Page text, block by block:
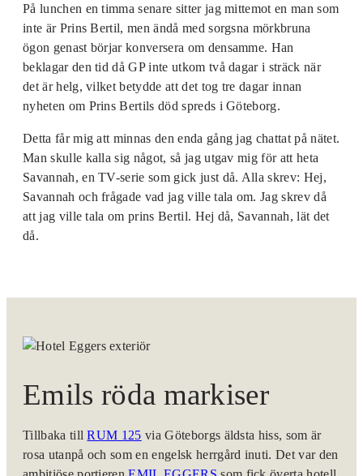
På lunchen en timma senare sitter jag mittemot en man som
inte är Prins Bertil, men ändå med sorgsna mörkbruna
ögon genast börjar konversera om densamme. Han
beklagar den tid då GP inte utkom två dagar i sträck när
det är helg, vilket betydde att det tog tre dagar innan
nyheten om Prins Bertils död spreds i Göteborg.
Detta får mig att minnas den enda gång jag chattat på nätet.
Man skulle kalla sig något, så jag utgav mig för att heta
Savannah, en TV-serie som gick just då. Alla skrev: Hej,
Savannah och frågade vad jag ville tala om. Jag skrev då
att jag ville tala om prins Bertil. Hej då, Savannah, lät det
då.
Emils röda markiser
Tillbaka tillRUM 125 via Göteborgs äldsta hiss, som är
rosa utanpå och som en engelsk herrgård inuti. Det var den